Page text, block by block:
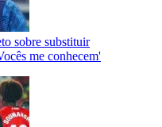
sobre substituir
me conhecem'